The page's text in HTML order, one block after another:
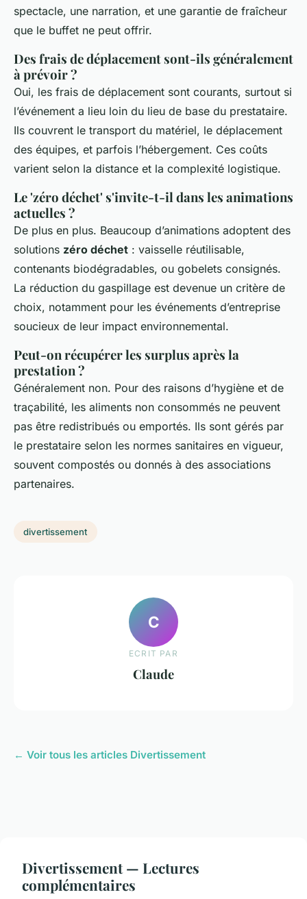
spectacle, une narration, et une garantie de fraîcheur
que le buffet ne peut offrir.
Des frais de déplacement sont-ils généralement
à prévoir ?
Oui, les frais de déplacement sont courants, surtout si
l’événement a lieu loin du lieu de base du prestataire.
Ils couvrent le transport du matériel, le déplacement
des équipes, et parfois l’hébergement. Ces coûts
varient selon la distance et la complexité logistique.
Le 'zéro déchet' s'invite-t-il dans les animations
actuelles ?
De plus en plus. Beaucoup d’animations adoptent des
solutions zéro déchet : vaisselle réutilisable,
contenants biodégradables, ou gobelets consignés.
La réduction du gaspillage est devenue un critère de
choix, notamment pour les événements d’entreprise
soucieux de leur impact environnemental.
Peut-on récupérer les surplus après la
prestation ?
Généralement non. Pour des raisons d’hygiène et de
traçabilité, les aliments non consommés ne peuvent
pas être redistribués ou emportés. Ils sont gérés par
le prestataire selon les normes sanitaires en vigueur,
souvent compostés ou donnés à des associations
partenaires.
divertissement
C
ECRIT PAR
Claude
← Voir tous les articles Divertissement
Divertissement — Lectures
complémentaires